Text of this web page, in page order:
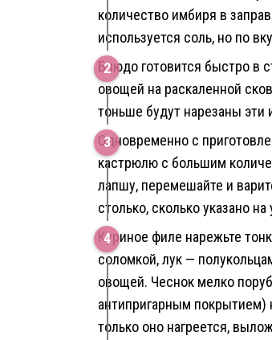
количество имбиря в
используется соль, но по
Блюдо готовится быстро в
овощей на раскаленной
тоньше будут нарезаны эти
Одновременно с
кастрюлю с большим
лапшу, перемешайте и
столько, сколько указано
Куриное филе нарежьте
соломкой, лук —
овощей. Чеснок мелко
антипригарным покрытием)
только оно нагреется,